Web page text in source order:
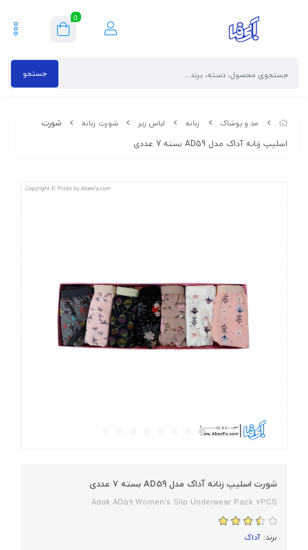
0
جستجو
مد و پوشاک زنانه لباس زیر شورت زنانه
شورت
اسلیپ زنانه آداک مدل AD59 بسته 7 عددی
شورت اسلیپ زنانه آداک مدل AD59 بسته 7 عددی
Adak AD59 Women's Slip Underwear Pack 7PCS
برند: آداک